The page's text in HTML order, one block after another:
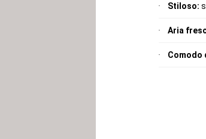
Stiloso:
Aria
Comodo